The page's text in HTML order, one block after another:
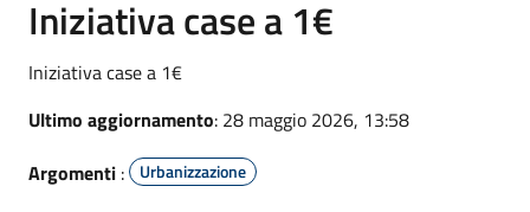
Iniziativa case a 1€
Iniziativa case a 1€
Ultimo aggiornamento: 28 maggio 2026, 13:58
Argomenti : Urbanizzazione